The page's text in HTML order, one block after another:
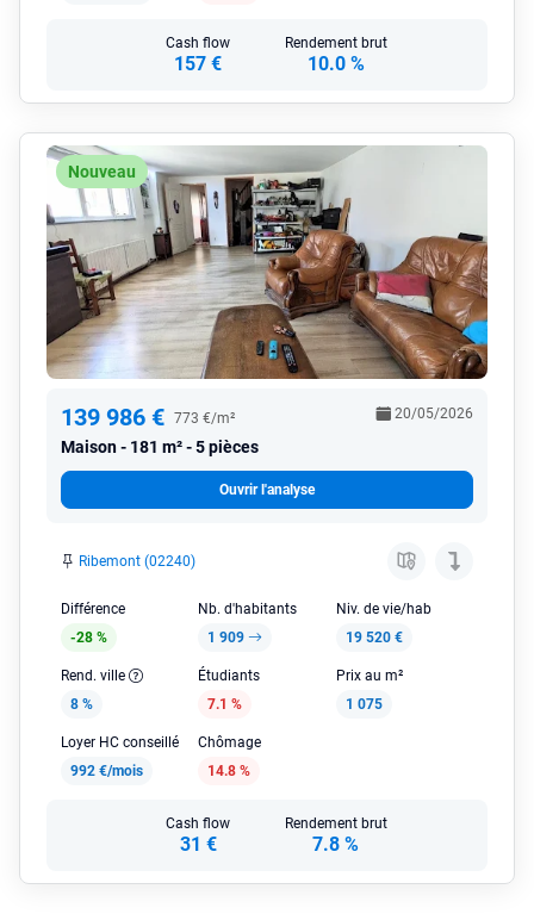
Cash flow
157 €
Rendement brut
10.0 %
Nouveau
139 986 € 773 €/m²
Maison 181 m² - 5 pièces
20/05/2026
Ouvrir l'analyse
Ribemont (02240)
Différence
-28 %
Nb. d'habitants
1 909
Niv. de vie/hab
19 520 €
Rend. ville
8 %
Étudiants
7.1 %
Prix au m²
1 075
Loyer HC conseillé
992 €/mois
Chômage
14.8 %
Cash flow
31 €
Rendement brut
7.8 %